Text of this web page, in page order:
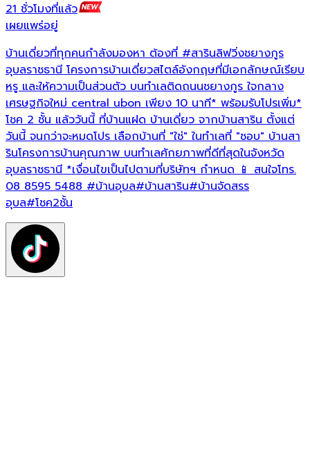
21 ชั่วโมงที่แล้ว
เผยแพร่อยู่
บ้านเดี่ยวที่ทุกคนกำลังมองหา ต้องที่#สารินลิฟวิ่งชยางกูร
อุบลราชธานี โครงการบ้านเดี่ยวสไตล์อังกฤษที่มีเอกลักษณ์เรียบ
หรู และให้ความเป็นส่วนตัว บนทำเลติดถนนชยางกูร ใจกลาง
เศรษฐกิจใหม่ central ubon เพียง 10 นาที* พร้อมรับโปรเพิ่ม*
โชค 2 ชั้น แล้ววันนี้ ที่บ้านแฝด บ้านเดี่ยว จากบ้านสาริน ตั้งแต่
วันนี้ จนกว่าจะหมดโปร เลือกบ้านที่ "ใช่" ในทำเลที่ "ชอบ" บ้านสา
รินโครงการบ้านคุณภาพ บนทำเลศักยภาพที่ดีที่สุดในจังหวัด
อุบลราชธานี *เงื่อนไขเป็นไปตามที่บริษัทฯ กำหนด 📱 สนใจโทร.
08 8595 5488#บ้านอุบล#บ้านสาริน#บ้านจัดสรร
อุบล#โชค2ชั้น